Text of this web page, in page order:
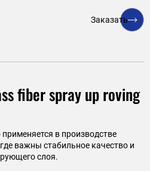
Заказать
fiber spray up roving
в производстве
важны стабильное качество и
слоя.